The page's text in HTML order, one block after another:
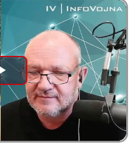
Play
Video